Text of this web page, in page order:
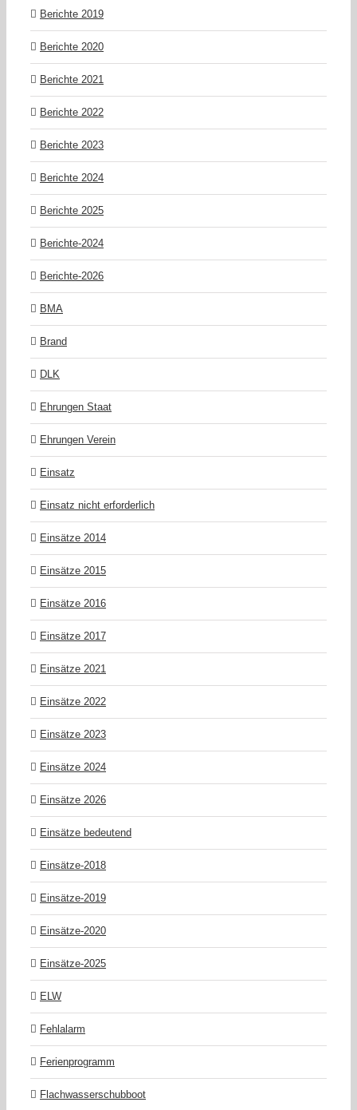
Berichte 2019
Berichte 2020
Berichte 2021
Berichte 2022
Berichte 2023
Berichte 2024
Berichte 2025
Berichte-2024
Berichte-2026
BMA
Brand
DLK
Ehrungen Staat
Ehrungen Verein
Einsatz
Einsatz nicht erforderlich
Einsätze 2014
Einsätze 2015
Einsätze 2016
Einsätze 2017
Einsätze 2021
Einsätze 2022
Einsätze 2023
Einsätze 2024
Einsätze 2026
Einsätze bedeutend
Einsätze-2018
Einsätze-2019
Einsätze-2020
Einsätze-2025
ELW
Fehlalarm
Ferienprogramm
Flachwasserschubboot